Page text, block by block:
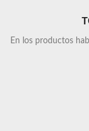
En los productos